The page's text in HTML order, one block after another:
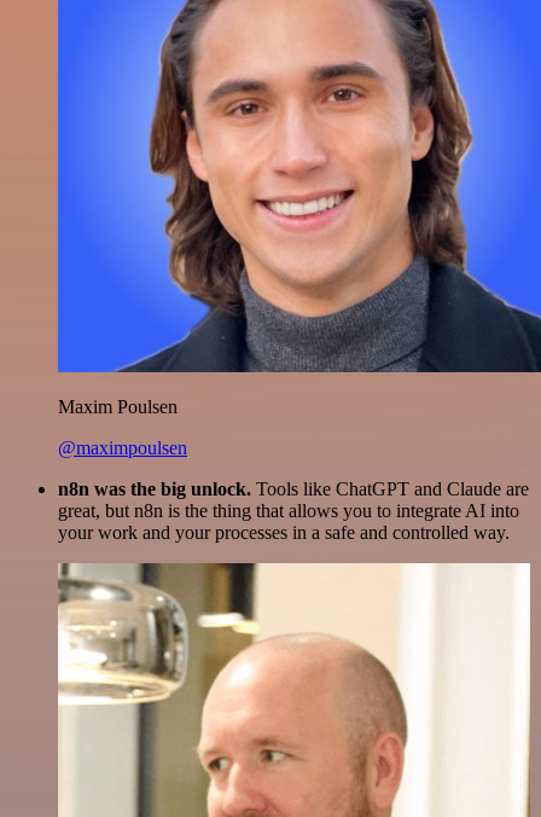
Maxim Poulsen
@maximpoulsen
n8n was the big unlock. Tools like ChatGPT and Claude are
great, but n8n is the thing that allows you to integrate AI into
your work and your processes in a safe and controlled way.